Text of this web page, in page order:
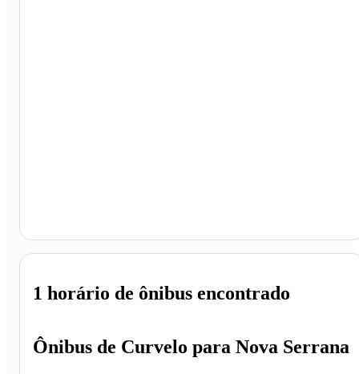
Ônibus de Curvelo para Nova Serrana
1 horário de ônibus encontrado